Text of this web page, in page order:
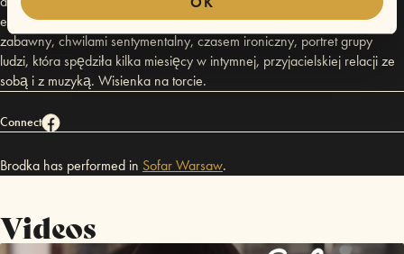
eksperymentów”, nagrań wokalnych i instrumentalnych. To chwilami
zabawny, chwilami sentymentalny, czasem ironiczny, portret grupy
ludzi, która spędziła kilka miesięcy w intymnej, przyjacielskiej relacji ze
sobą i z muzyką. Wisienka na torcie.
Connect
Brodka has performed in SofarWarsaw.
Videos